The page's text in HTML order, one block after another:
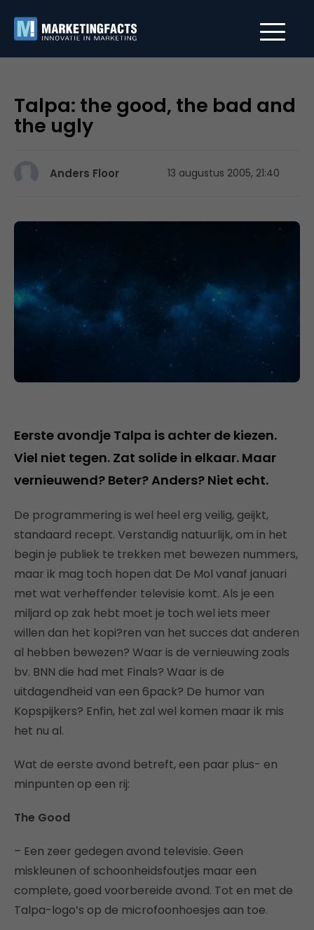
Talpa: the good, the bad and
the ugly
Anders Floor 13 augustus 2005, 21:40
Eerste avondje Talpa is achter de kiezen.
Viel niet tegen. Zat solide in elkaar. Maar
vernieuwend? Beter? Anders? Niet echt.
De programmering is wel heel erg veilig, geijkt,
standaard recept. Verstandig natuurlijk, om in het
begin je publiek te trekken met bewezen nummers,
maar ik mag toch hopen dat De Mol vanaf januari
met wat verheffender televisie komt. Als je een
miljard op zak hebt moet je toch wel iets meer
willen dan het kopi?ren van het succes dat anderen
al hebben bewezen? Waar is de vernieuwing zoals
bv. BNN die had met Finals? Waar is de
uitdagendheid van een 6pack? De humor van
Kopspijkers? Enfin, het zal wel komen maar ik mis
het nu al.
Wat de eerste avond betreft, een paar plus- en
minpunten op een rij:
The Good
– Een zeer gedegen avond televisie. Geen
miskleunen of schoonheidsfoutjes maar een
complete, goed voorbereide avond. Tot en met de
Talpa-logo’s op de microfoonhoesjes aan toe.